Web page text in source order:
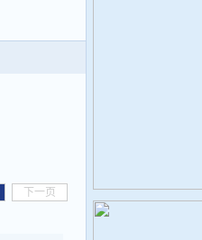
下一页